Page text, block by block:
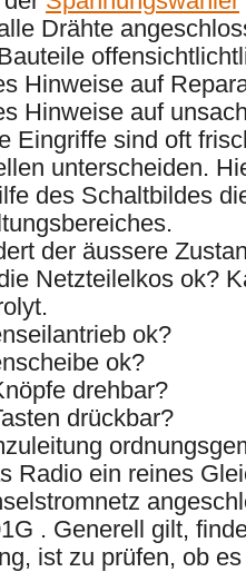
Drähte
Hinweise auf
Hinweise auf
Eingriffe sind oft
unterscheiden.
des Schaltbildes
der äussere
Netzteilelkos ok?
ok?
ok?
drehbar?
drückbar?
Radio ein reines
. Generell gilt,
ist zu prüfen, ob